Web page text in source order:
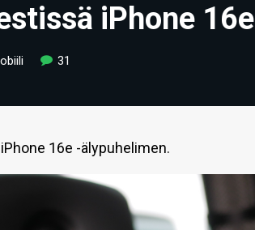
iPhone 16e
31
16e -älypuhelimen.